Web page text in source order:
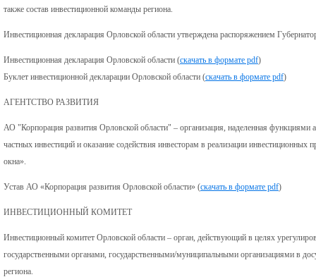
также состав инвестиционной команды региона.
Инвестиционная декларация Орловской области утверждена распоряжением
Инвестиционная декларация Орловской области (скачать в формате pdf)
Буклет инвестиционной декларации Орловской области (скачать в формате pdf)
АГЕНТСТВО РАЗВИТИЯ
АО "Корпорация развития Орловской области" – организация, наделенная функциями
частных инвестиций и оказание содействия инвесторам в реализации инвестиционных
окна».
Устав АО «Корпорация развития Орловской области» (скачать в формате pdf)
ИНВЕСТИЦИОННЫЙ КОМИТЕТ
Инвестиционный комитет Орловской области – орган, действующий в целях
государственными органами, государственными/муниципальными организациями в
региона.